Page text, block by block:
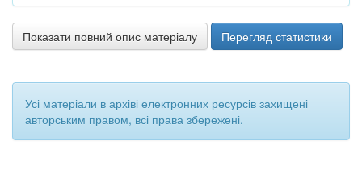
Показати повний опис матеріалу Перегляд статистики
Усі матеріали в архіві електронних ресурсів захищені
авторським правом, всі права збережені.